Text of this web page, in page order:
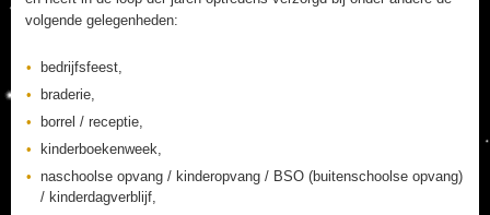
volgende gelegenheden:
bedrijfsfeest,
braderie,
borrel / receptie,
kinderboekenweek,
naschoolse opvang / kinderopvang / BSO (buitenschoolse opvang)
/ kinderdagverblijf,